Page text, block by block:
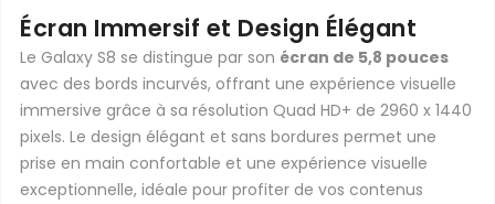
Écran Immersif et Design Élégant
Le Galaxy S8 se distingue par son écran de 5,8 pouces
avec des bords incurvés, offrant une expérience visuelle
immersive grâce à sa résolution Quad HD+ de 2960 x 1440
pixels. Le design élégant et sans bordures permet une
prise en main confortable et une expérience visuelle
exceptionnelle, idéale pour profiter de vos contenus